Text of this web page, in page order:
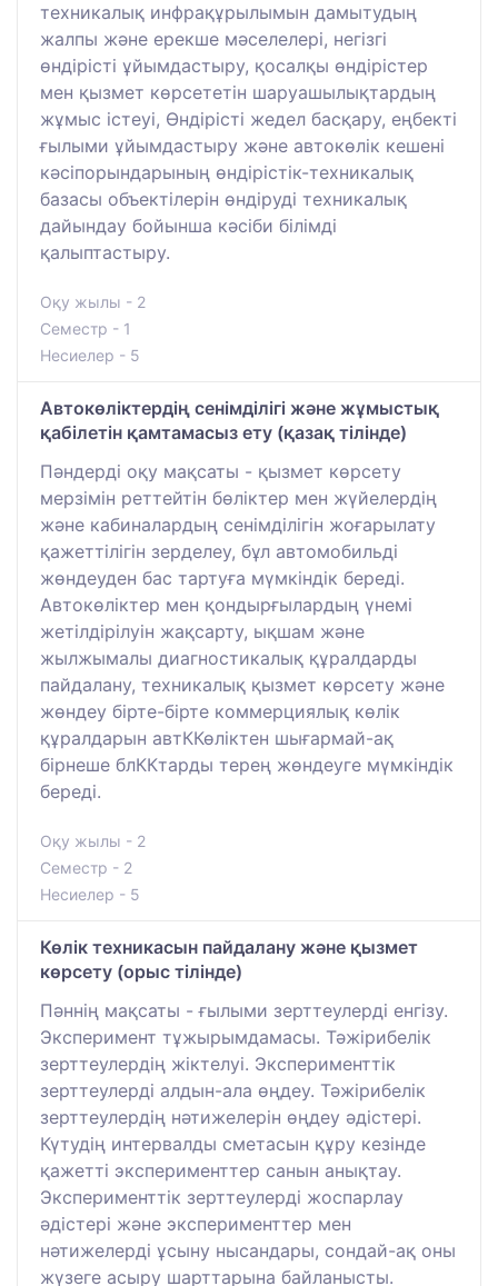
техникалық инфрақұрылымын дамытудың
жалпы және ерекше мәселелері, негізгі
өндірісті ұйымдастыру, қосалқы өндірістер
мен қызмет көрсететін шаруашылықтардың
жұмыс істеуі, Өндірісті жедел басқару, еңбекті
ғылыми ұйымдастыру және автокөлік кешені
кәсіпорындарының өндірістік-техникалық
базасы объектілерін өндіруді техникалық
дайындау бойынша кәсіби білімді
қалыптастыру.
Оқу жылы - 2
Семестр - 1
Несиелер - 5
Автокөліктердің сенімділігі және жұмыстық
қабілетін қамтамасыз ету (қазақ тілінде)
Пәндерді оқу мақсаты - қызмет көрсету
мерзімін реттейтін бөліктер мен жүйелердің
және кабиналардың сенімділігін жоғарылату
қажеттілігін зерделеу, бұл автомобильді
жөндеуден бас тартуға мүмкіндік береді.
Автокөліктер мен қондырғылардың үнемі
жетілдірілуін жақсарту, ықшам және
жылжымалы диагностикалық құралдарды
пайдалану, техникалық қызмет көрсету және
жөндеу бірте-бірте коммерциялық көлік
құралдарын автККөліктен шығармай-ақ
бірнеше блККтарды терең жөндеуге мүмкіндік
береді.
Оқу жылы - 2
Семестр - 2
Несиелер - 5
Көлік техникасын пайдалану және қызмет
көрсету (орыс тілінде)
Пәннің мақсаты - ғылыми зерттеулерді енгізу.
Эксперимент тұжырымдамасы. Тәжірибелік
зерттеулердің жіктелуі. Эксперименттік
зерттеулерді алдын-ала өңдеу. Тәжірибелік
зерттеулердің нәтижелерін өңдеу әдістері.
Күтудің интервалды сметасын құру кезінде
қажетті эксперименттер санын анықтау.
Эксперименттік зерттеулерді жоспарлау
әдістері және эксперименттер мен
нәтижелерді ұсыну нысандары, сондай-ақ оны
жүзеге асыру шарттарына байланысты.